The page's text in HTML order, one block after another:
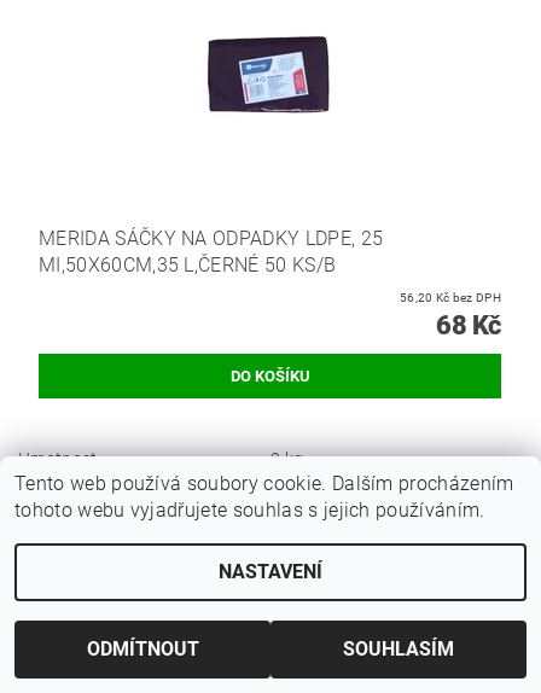
MERIDA SÁČKY NA ODPADKY LDPE, 25
MI,50X60CM,35 L,ČERNÉ 50 KS/B
56,20 Kč bez DPH
68 Kč
Hmotnost
2 kg
Výrobci
Tork
Počet kusů v balení
Buďte první, kdo napíše příspěvek k této položce.
Přidat komentář
Tento web používá soubory cookie. Dalším procházením
tohoto webu vyjadřujete souhlas s jejich používáním.
NASTAVENÍ
ODMÍTNOUT SOUHLASÍM